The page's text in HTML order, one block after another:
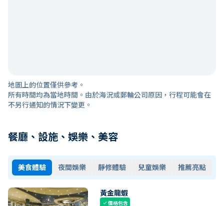
地圖上的位置僅供參考。
所有時間均為當地時間。由於海況或郵輪公司原因，行程可能會在
不另行通知的情況下變更。
餐廳、設施、娛樂、美容
美食體驗 夜間娛樂 靜修體驗 兒童娛樂 推薦亮點
黃金龍蝦
check價格包含